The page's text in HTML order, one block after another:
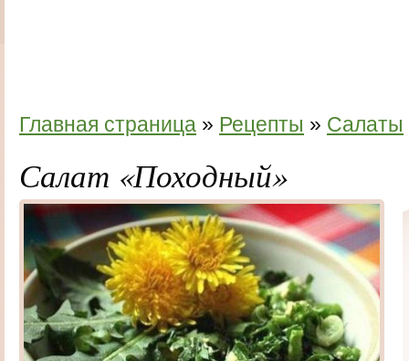
Главная страница » Рецепты » Салаты
Салат «Походный»